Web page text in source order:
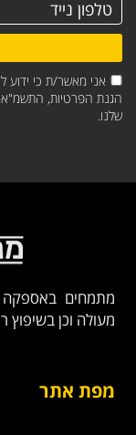
אני מאשר/ת כי ידוע
הגנת הפרטיות, התשמ"א–1981 (כולל תיקון 13),
שלנו.
מתמחים באספקה
מעולה וכן בשיפוץ
מפת אתר